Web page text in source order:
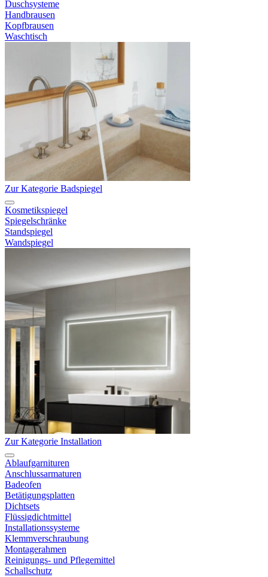
Duschsysteme
Handbrausen
Kopfbrausen
Waschtisch
Zur Kategorie Badspiegel
Kosmetikspiegel
Spiegelschränke
Standspiegel
Wandspiegel
Zur Kategorie Installation
Ablaufgarnituren
Anschlussarmaturen
Badeofen
Betätigungsplatten
Dichtsets
Flüssigdichtmittel
Installationssysteme
Klemmverschraubung
Montagerahmen
Reinigungs- und Pflegemittel
Schallschutz